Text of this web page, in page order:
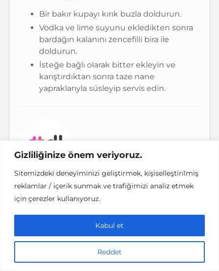
Gizliliğinize önem veriyoruz.
Sitemizdeki deneyiminizi geliştirmek, kişiselleştirilmiş
reklamlar / içerik sunmak ve trafiğimizi analiz etmek
için çerezler kullanıyoruz.
Reddet
Kabul et
Bir bakır kupayı kırık buzla doldurun.
Vodka ve lime suyunu ekledikten sonra
bardağın kalanını zencefilli bira ile
doldurun.
İsteğe bağlı olarak bitter ekleyin ve
karıştırdıktan sonra taze nane
yapraklarıyla süsleyip servis edin.
denemenlazım
TÜM YAZILARI GÖSTER
Yorumlar